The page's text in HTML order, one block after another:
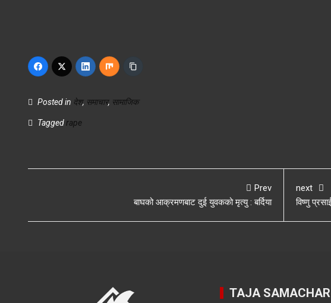
Posted in देश, समाचार, सामाजिक
Tagged rape
Prev
बाघको आक्रमणबाट दुई युवकको मृत्यु : बर्दिया
next
विष्णु
TAJA SAMACHAR